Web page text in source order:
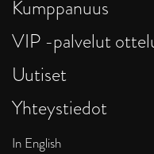
Kumppanuus
VIP -palvelut
Uutiset
Yhteystiedot
In English